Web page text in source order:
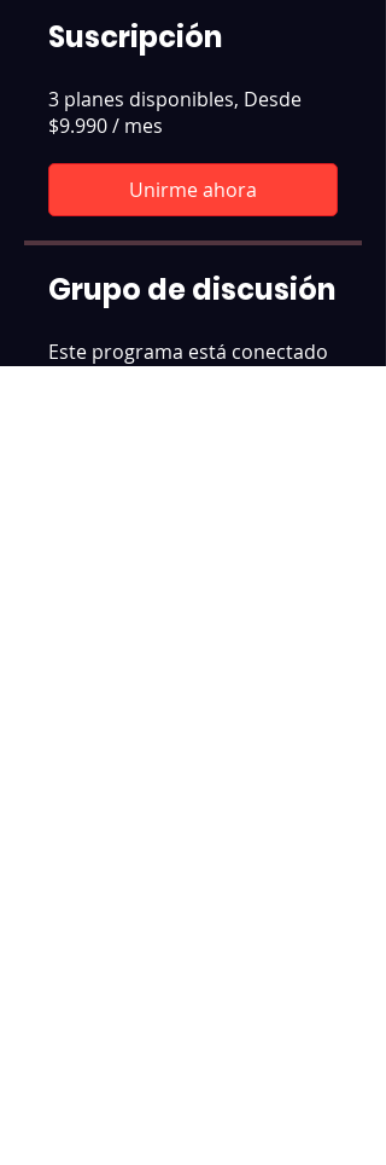
Suscripción
3 planes disponibles, Desde
$9.990 / mes
Unirme ahora
Grupo de discusión
Este programa está conectado